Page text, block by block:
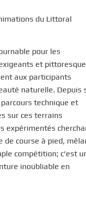
du Littoral
pour les
et
aux participants
naturelle. Depuis
technique et
sur ces terrains
expérimentés
de course à pied,
compétition; c’est
inoubliable en